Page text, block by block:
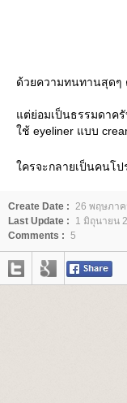
ด้วยความทนทานสุดๆ
ต่ย่อมเป็นธรรมดาครั
ช้ eyeliner แบบ
ครจะกลายเป็นคนโป
Create Date :
26 พฤษภา
Last Update :
1 มิถุนายน
Comments : 5